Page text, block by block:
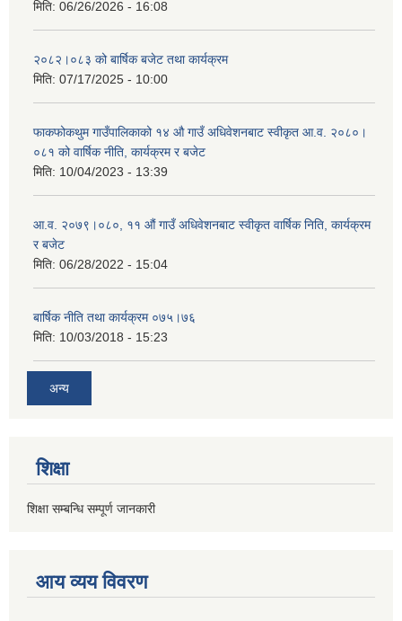
मिति: 06/26/2026 - 16:08
२०८२।०८३ को बार्षिक बजेट तथा कार्यक्रम
मिति: 07/17/2025 - 10:00
फाकफोकथुम गाउँपालिकाको १४ औ गाउँ अधिवेशनबाट स्वीकृत आ.व. २०८०।
०८१ को वार्षिक नीति, कार्यक्रम र बजेट
मिति: 10/04/2023 - 13:39
आ.व. २०७९।०८०, ११ औं गाउँ अधिवेशनबाट स्वीकृत वार्षिक निति, कार्यक्रम
र बजेट
मिति: 06/28/2022 - 15:04
बार्षिक नीति तथा कार्यक्रम ०७५।७६
मिति: 10/03/2018 - 15:23
अन्य
शिक्षा
शिक्षा सम्बन्धि सम्पूर्ण जानकारी
आय व्यय विवरण